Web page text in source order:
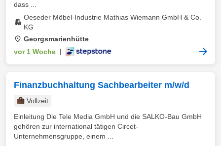
dass ...
Oeseder Möbel-Industrie Mathias Wiemann GmbH & Co.
KG
Georgsmarienhütte
vor 1 Woche
Finanzbuchhaltung Sachbearbeiter m/w/d
Vollzeit
Einleitung Die Tele Media GmbH und die SALKO-Bau GmbH
gehören zur international tätigen Circet-
Unternehmensgruppe, einem ...